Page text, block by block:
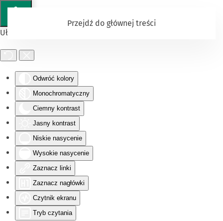
Ułatwienia dostępu
Odwróć kolory
Monochromatyczny
Ciemny kontrast
Jasny kontrast
Niskie nasycenie
Wysokie nasycenie
Zaznacz linki
Zaznacz nagłówki
Czytnik ekranu
Tryb czytania
Przejdź do głównej treści